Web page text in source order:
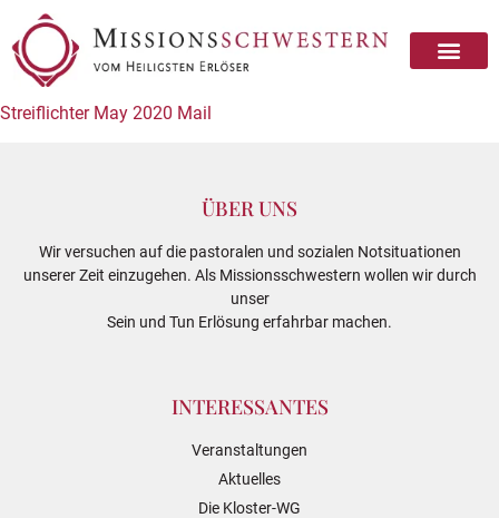
Streiflichter May 2020 Mail
ÜBER UNS
Wir versuchen auf die pastoralen und sozialen Notsituationen
unserer Zeit einzugehen. Als Missionsschwestern wollen wir durch
unser
Sein und Tun Erlösung erfahrbar machen.
INTERESSANTES
Veranstaltungen
Aktuelles
Die Kloster-WG